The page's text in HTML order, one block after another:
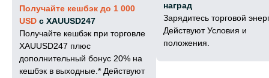
Получайте кешбэк до 1 000
USD с XAUUSD247
Получайте кешбэк при торговле
XAUUSD247 плюс
дополнительный бонус 20% на
кешбэк в выходные.* Действуют
наград
Зарядитесь торговой
Действуют Условия и
положения.